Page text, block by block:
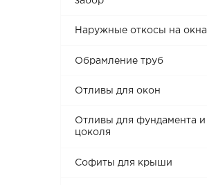
Наружные откосы на окна
Обрамление труб
Отливы для окон
Отливы для фундамента и
цоколя
Софиты для крыши